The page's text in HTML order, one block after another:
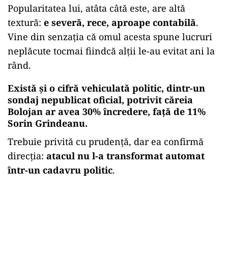
Popularitatea lui, atâta câtă este, are altă
textură: e severă, rece, aproape contabilă.
Vine din senzația că omul acesta spune lucruri
neplăcute tocmai fiindcă alții le-au evitat ani la
rând.
Există și o cifră vehiculată politic, dintr-un
sondaj nepublicat oficial, potrivit căreia
Bolojan ar avea 30% încredere, față de 11%
Sorin Grindeanu.
Trebuie privită cu prudență, dar ea confirmă
direcția: atacul nu l-a transformat automat
într-un cadavru politic.